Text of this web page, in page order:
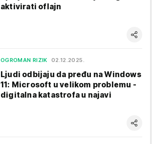
aktivirati oflajn
OGROMAN RIZIK 02.12.2025.
Ljudi odbijaju da pređu na Windows
11: Microsoft u velikom problemu -
digitalna katastrofa u najavi